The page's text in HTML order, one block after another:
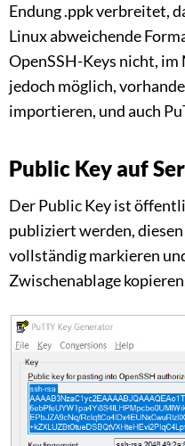
Endung .ppk verbreitet,
Linux abweichende
OpenSSH-Keys nicht, im
jedoch möglich,
importieren, und auch
Public Key auf
Der Public Key ist
publiziert werden,
vollständig markieren
Zwischenablage